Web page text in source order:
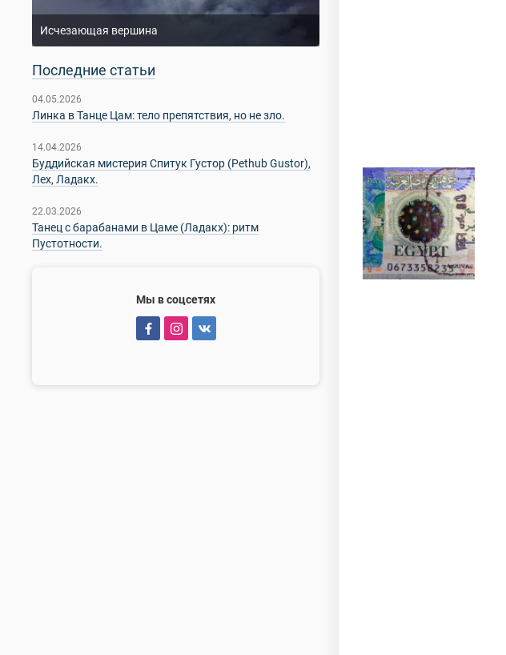
Исчезающая вершина
Последние статьи
04.05.2026
Линка в Танце Цам: тело препятствия, но не зло.
14.04.2026
Буддийская мистерия Спитук Густор (Pethub Gustor),
Лех, Ладакх.
22.03.2026
Танец с барабанами в Цаме (Ладакх): ритм
Пустотности.
Мы в соцсетях